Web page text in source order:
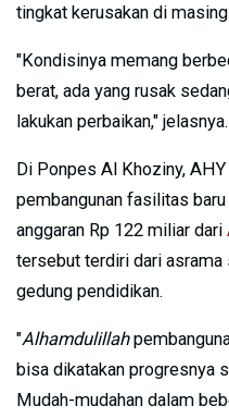
tingkat kerusakan di
"Kondisinya memang
berat, ada yang rusak
lakukan perbaikan," jelasnya.
Di Ponpes Al Khoziny,
pembangunan fasilitas
anggaran Rp 122 miliar dari
tersebut terdiri dari asrama
gedung pendidikan.
"Alhamdulillah
bisa dikatakan progresnya
Mudah-mudahan dalam